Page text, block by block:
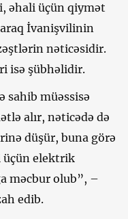
əhali üçün qiymət
İvanişvilinin
nəticəsidir.
isə şübhəlidir.
sahib müəssisə
alır, nəticədə də
düşür, buna görə
üçün elektrik
məcbur olub”, –
edib.